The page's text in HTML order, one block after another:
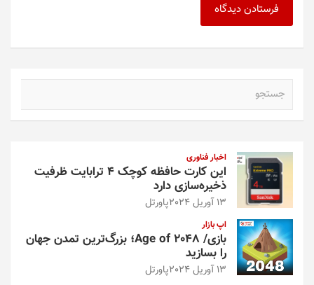
اخبار فناوری
این کارت حافظه کوچک ۴ ترابایت ظرفیت
ذخیره‌سازی دارد
13 آوریل 2024 پاورتل
اپ بازار
بازی/ Age of 2048؛ بزرگ‌ترین تمدن جهان
را بسازید
13 آوریل 2024 پاورتل